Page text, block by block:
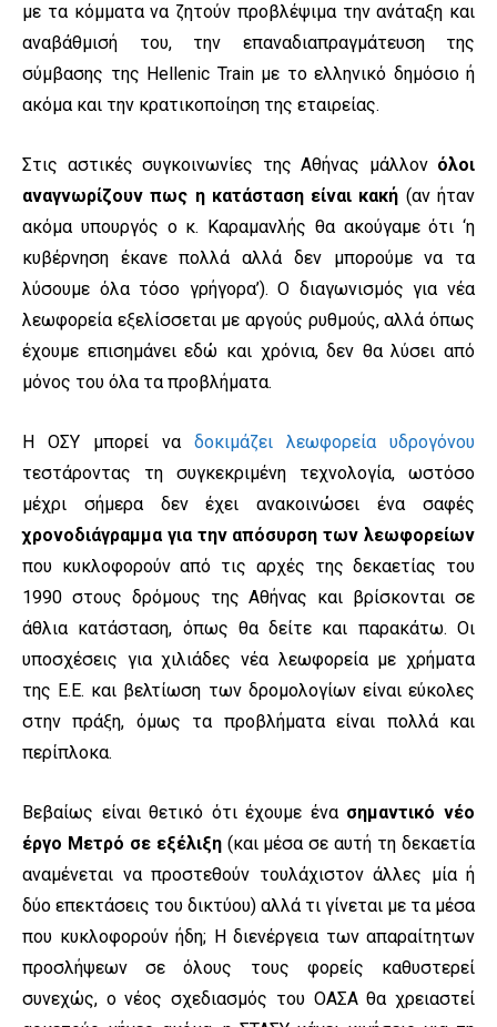
με τα κόμματα να ζητούν προβλέψιμα την ανάταξη και
αναβάθμισή του, την επαναδιαπραγμάτευση της
σύμβασης της Hellenic Train με το ελληνικό δημόσιο ή
ακόμα και την κρατικοποίηση της εταιρείας.
Στις αστικές συγκοινωνίες της Αθήνας μάλλον όλοι
αναγνωρίζουν πως η κατάσταση είναι κακή (αν ήταν
ακόμα υπουργός ο κ. Καραμανλής θα ακούγαμε ότι ‘η
κυβέρνηση έκανε πολλά αλλά δεν μπορούμε να τα
λύσουμε όλα τόσο γρήγορα’). Ο διαγωνισμός για νέα
λεωφορεία εξελίσσεται με αργούς ρυθμούς, αλλά όπως
έχουμε επισημάνει εδώ και χρόνια, δεν θα λύσει από
μόνος του όλα τα προβλήματα.
Η ΟΣΥ μπορεί να δοκιμάζει λεωφορεία υδρογόνου
τεστάροντας τη συγκεκριμένη τεχνολογία, ωστόσο
μέχρι σήμερα δεν έχει ανακοινώσει ένα σαφές
χρονοδιάγραμμα για την απόσυρση των λεωφορείων
που κυκλοφορούν από τις αρχές της δεκαετίας του
1990 στους δρόμους της Αθήνας και βρίσκονται σε
άθλια κατάσταση, όπως θα δείτε και παρακάτω. Οι
υποσχέσεις για χιλιάδες νέα λεωφορεία με χρήματα
της Ε.Ε. και βελτίωση των δρομολογίων είναι εύκολες
στην πράξη, όμως τα προβλήματα είναι πολλά και
περίπλοκα.
Βεβαίως είναι θετικό ότι έχουμε ένα σημαντικό νέο
έργο Μετρό σε εξέλιξη(και μέσα σε αυτή τη δεκαετία
αναμένεται να προστεθούν τουλάχιστον άλλες μία ή
δύο επεκτάσεις του δικτύου) αλλά τι γίνεται με τα μέσα
που κυκλοφορούν ήδη; Η διενέργεια των απαραίτητων
προσλήψεων σε όλους τους φορείς καθυστερεί
συνεχώς, ο νέος σχεδιασμός του ΟΑΣΑ θα χρειαστεί